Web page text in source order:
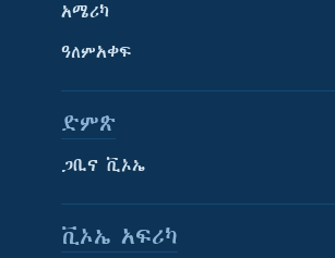
አሜሪካ
ዓለምአቀፍ
ድምጽ
ጋቢና ቪኦኤ
ቪኦኤ አፍሪካ